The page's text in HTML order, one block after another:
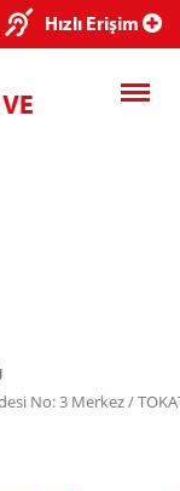
Hızlı Erişim
No: 3 Merkez /